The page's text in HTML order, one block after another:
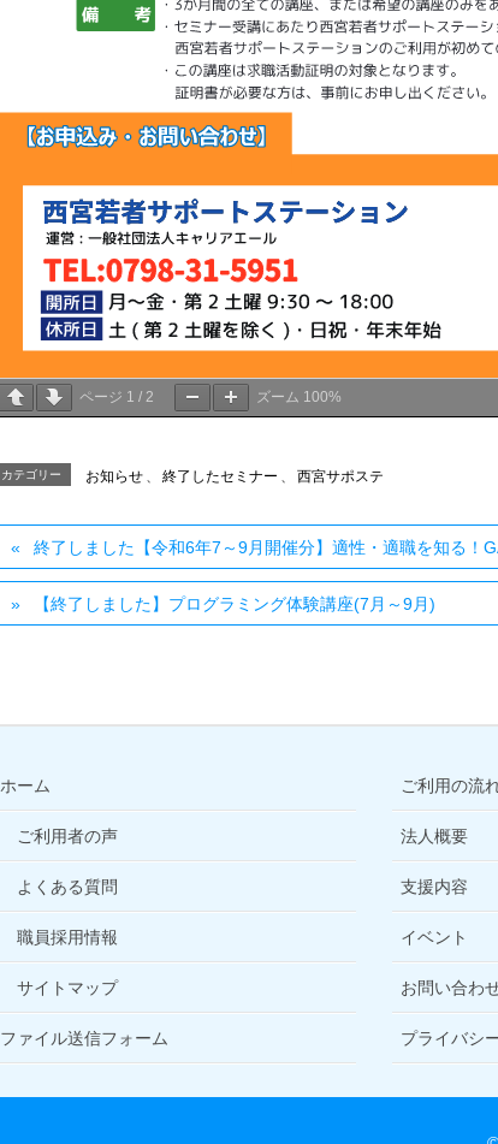
ページ 1 / 2 ズーム 100%
カテゴリー お知らせ 終了したセミナー 西宮サポステ
終了しました【令和6年7～9月開催分】適性・適職を知る！
【終了しました】プログラミング体験講座(7月～9月)
ホーム
ご利用者の声
よくある質問
職員採用情報
サイトマップ
ファイル送信フォーム
ご利用の流
法人概要
支援内容
イベント
お問い合わ
プライバシ